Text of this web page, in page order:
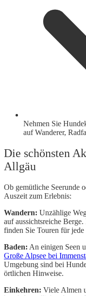
Nehmen Sie
auf Wanderer,
Die schönsten
Allgäu
Ob gemütliche Seerunde
Auszeit zum Erlebnis:
Wandern: Unzählige
auf aussichtsreiche
finden Sie Touren für
Baden: An einigen Seen
Große Alpsee bei
Umgebung sind bei
örtlichen Hinweise.
Einkehren: Viele Almen